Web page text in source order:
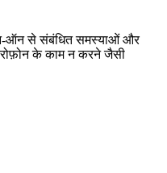
-ऑन स सबधत समसयओ और
रफन क कम न करन जस